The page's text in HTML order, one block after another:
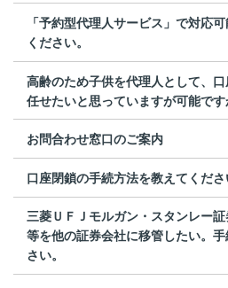
「予約型代理人サービス」で対応
ください。
高齢のため子供を代理人として、
任せたいと思っていますが可能です
お問合わせ窓口のご案内
口座閉鎖の手続方法を教えてくださ
三菱ＵＦＪモルガン・スタンレー
等を他の証券会社に移管したい。
さい。